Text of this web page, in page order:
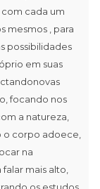
cada um
mesmos , para
possibilidades
em suas
focando nos
a natureza,
corpo adoece,
na
mais alto,
os estudos